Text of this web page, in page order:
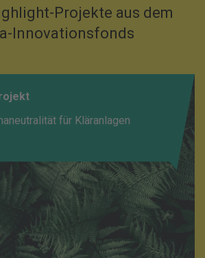
Projekte aus dem
Innovationsfonds
für Kläranlagen